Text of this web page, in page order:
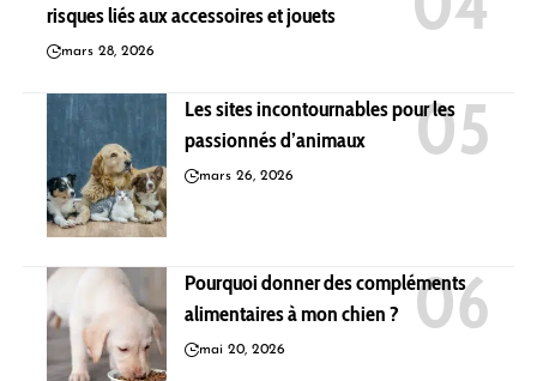
risques liés aux accessoires et jouets
mars 28, 2026
Les sites incontournables pour les
passionnés d’animaux
mars 26, 2026
Pourquoi donner des compléments
alimentaires à mon chien ?
mai 20, 2026